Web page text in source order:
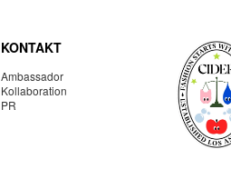
KONTAKT
Ambassador
Kollaboration
PR